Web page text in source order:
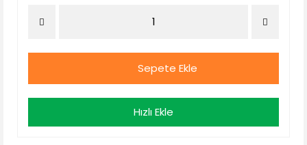
Sepete Ekle
Hızlı Ekle